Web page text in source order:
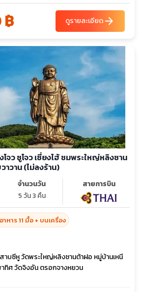
฿ ดูรายละเอียดarrow_forward
โจว ซูโจว เซี่ยงไฮ้ ชมพระใหญ่หลิงซาน
าวาน (ไม่ลงร้าน)
จำนวนวัน
5 วัน 3 คืน
สายการบิน
อาหาร 11 มื้อ + บนเครื่อง
าบซีหู วัดพระใหญ่หลิงซานต้าฝอ หมู่บ้านเหนี
ทิศ วัดจิงอัน ตรอกจางหยวน